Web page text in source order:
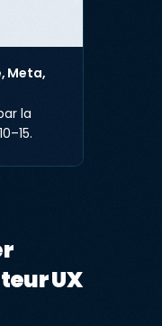
Meta,
la
UX